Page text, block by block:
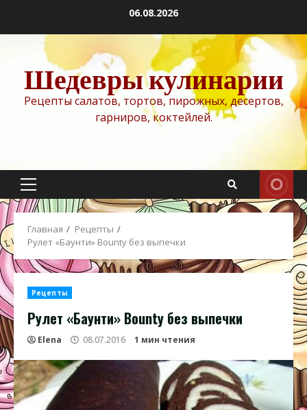
содержимому
06.08.2026
Шедевры кулинарии
Рецепты салатов, тортов, пирожных, десертов,
гарниров, коктейлей.
Основное
меню
Главная
Рецепты
Рулет «Баунти» Bounty без выпечки
Рецепты
Рулет «Баунти» Bounty без выпечки
Elena 08.07.2016 1 мин чтения